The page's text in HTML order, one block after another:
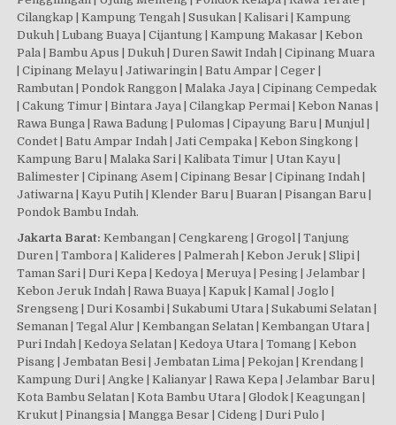
Cilangkap | Kampung Tengah | Susukan | Kalisari | Kampung
Dukuh | Lubang Buaya | Cijantung | Kampung Makasar | Kebon
Pala | Bambu Apus | Dukuh | Duren Sawit Indah | Cipinang Muara
| Cipinang Melayu | Jatiwaringin | Batu Ampar | Ceger |
Rambutan | Pondok Ranggon | Malaka Jaya | Cipinang Cempedak
| Cakung Timur | Bintara Jaya | Cilangkap Permai | Kebon Nanas |
Rawa Bunga | Rawa Badung | Pulomas | Cipayung Baru | Munjul |
Condet | Batu Ampar Indah | Jati Cempaka | Kebon Singkong |
Kampung Baru | Malaka Sari | Kalibata Timur | Utan Kayu |
Balimester | Cipinang Asem | Cipinang Besar | Cipinang Indah |
Jatiwarna | Kayu Putih | Klender Baru | Buaran | Pisangan Baru |
Pondok Bambu Indah.
Jakarta Barat: Kembangan | Cengkareng | Grogol | Tanjung
Duren | Tambora | Kalideres | Palmerah | Kebon Jeruk | Slipi |
Taman Sari | Duri Kepa | Kedoya | Meruya | Pesing | Jelambar |
Kebon Jeruk Indah | Rawa Buaya | Kapuk | Kamal | Joglo |
Srengseng | Duri Kosambi | Sukabumi Utara | Sukabumi Selatan |
Semanan | Tegal Alur | Kembangan Selatan | Kembangan Utara |
Puri Indah | Kedoya Selatan | Kedoya Utara | Tomang | Kebon
Pisang | Jembatan Besi | Jembatan Lima | Pekojan | Krendang |
Kampung Duri | Angke | Kalianyar | Rawa Kepa | Jelambar Baru |
Kota Bambu Selatan | Kota Bambu Utara | Glodok | Keagungan |
Krukut | Pinangsia | Mangga Besar | Cideng | Duri Pulo |